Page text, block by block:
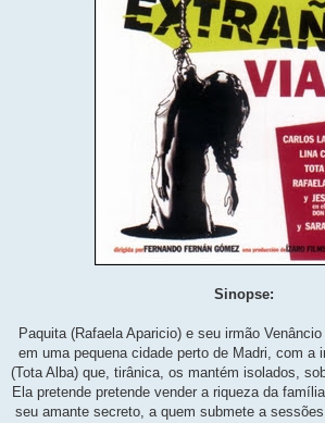
Sinopse:
Paquita (Rafaela Aparicio) e seu irmão
em uma pequena cidade perto de Madri, com a
(Tota Alba) que, tirânica, os mantém isolados,
Ela pretende pretende vender a riqueza da
seu amante secreto, a quem submete a